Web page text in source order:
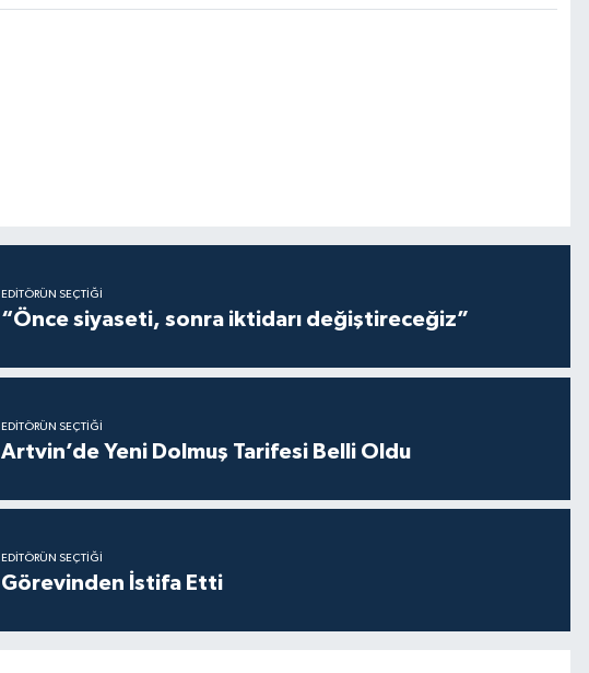
EDITÖRÜN SEÇTIĞI
“Önce siyaseti, sonra iktidarı değiştireceğiz”
EDITÖRÜN SEÇTIĞI
Artvin’de Yeni Dolmuş Tarifesi Belli Oldu
EDITÖRÜN SEÇTIĞI
Görevinden İstifa Etti